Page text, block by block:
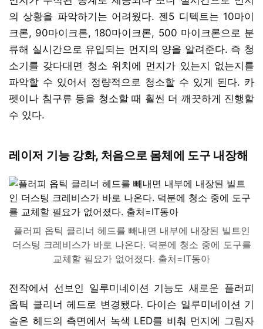
의 상황을 파악하기는 어려웠다. 젠5 디텍트는 10마이
크론, 90마이크론, 180마이크론, 500 마이크론으로 분
류해 실시간으로 유입되는 먼지의 양을 알려준다. 즉 청
소기를 갖다대면 청소 위치에 먼지가 있는지 없는지를
파악할 수 있어서 정량적으로 청소할 수 있게 된다. 카
펫이나 침구류 등을 청소할 때 훨씬 더 깨끗하게 진행할
수 있다.
레이저 기능 강화, 처음으로 몸체에 도구 내장해
플러피 옵틱 클리너 헤드를 빼내면 내부에 내장된 빌트인
더스팅 크레비스가 바로 나온다. 덕분에 청소 중에 도구를
교체할 필요가 없어졌다. 출처=IT동아
전작에서 선보인 일루미네이션 기능도 새로운 플러피
옵틱 클리너 헤드로 변경됐다. 다이슨 일루미네이션 기
술은 헤드의 측면에서 녹색 LED를 비춰 먼지에 그림자